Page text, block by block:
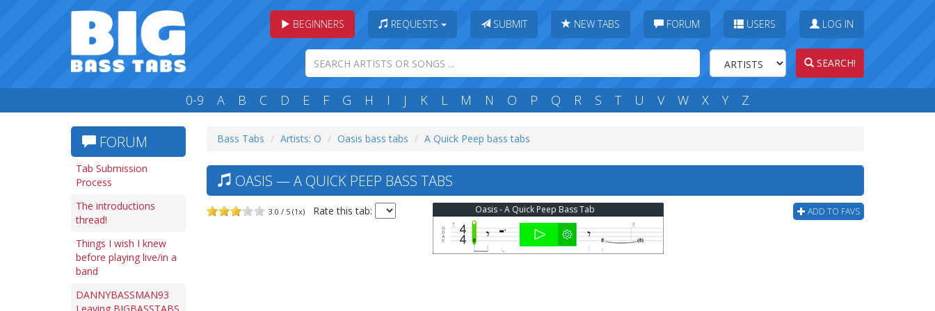
BEGINNERS REQUESTS SUBMIT NEW TABS FORUM USERS LOG IN
SEARCH!
0-9 A B C D E F G H I J K L M N O P Q R S T U V W X Y Z
FORUM
Tab Submission
Process
The introductions
thread!
Things I wish I knew
before playing live/in a
band
DANNYBASSMAN93
Bass Tabs Artists: O Oasis bass tabs A Quick Peep bass tabs
OASIS — A QUICK PEEP BASS TABS
3.0 / 5 (1x) Rate this tab: ADD TO FAVS
Oasis - A Quick Peep Bass Tab